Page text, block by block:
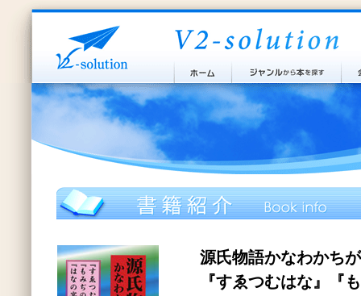
源氏物語かなわかち
『すゑつむはな』『